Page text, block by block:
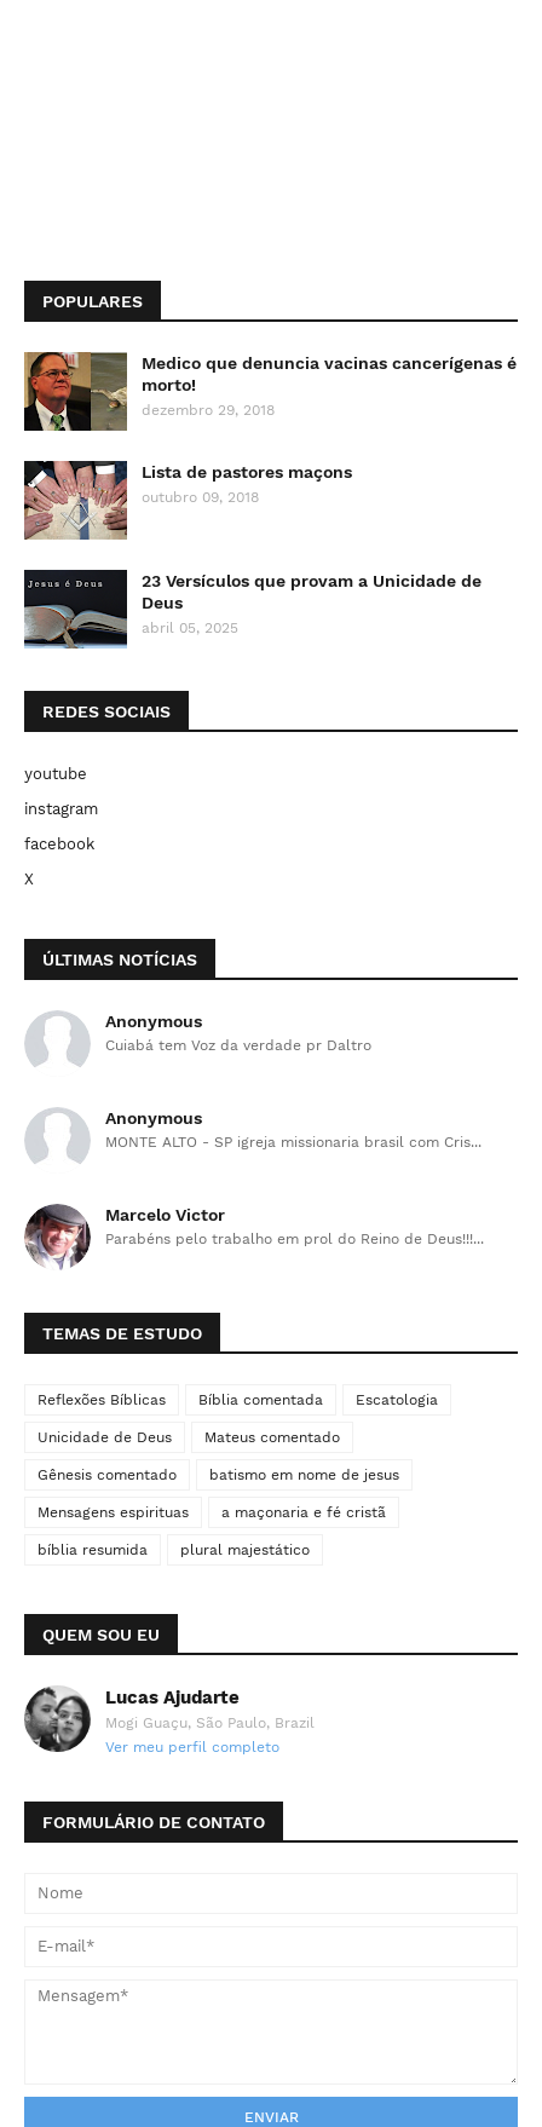
POPULARES
Medico que denuncia vacinas cancerígenas é
morto!
dezembro 29, 2018
Lista de pastores maçons
outubro 09, 2018
23 Versículos que provam a Unicidade de
Deus
abril 05, 2025
REDES SOCIAIS
youtube
instagram
facebook
X
ÚLTIMAS NOTÍCIAS
Anonymous
Cuiabá tem Voz da verdade pr Daltro
Anonymous
MONTE ALTO - SP igreja missionaria brasil com Cris...
Marcelo Victor
Parabéns pelo trabalho em prol do Reino de Deus!!!...
TEMAS DE ESTUDO
Reflexões Bíblicas Bíblia comentada Escatologia
Unicidade de Deus Mateus comentado
Gênesis comentado batismo em nome de jesus
Mensagens espirituas a maçonaria e fé cristã
bíblia resumida plural majestático
QUEM SOU EU
Lucas Ajudarte
Mogi Guaçu, São Paulo, Brazil
Ver meu perfil completo
FORMULÁRIO DE CONTATO